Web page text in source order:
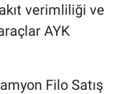
verimliliği ve
AYK
Filo Satış